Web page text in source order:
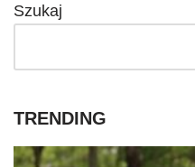
Szukaj
TRENDING